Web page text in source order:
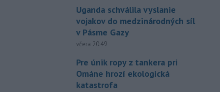
Uganda schválila vyslanie
vojakov do medzinárodných síl
v Pásme Gazy
včera 20:49
Pre únik ropy z tankera pri
Ománe hrozí ekologická
katastrofa